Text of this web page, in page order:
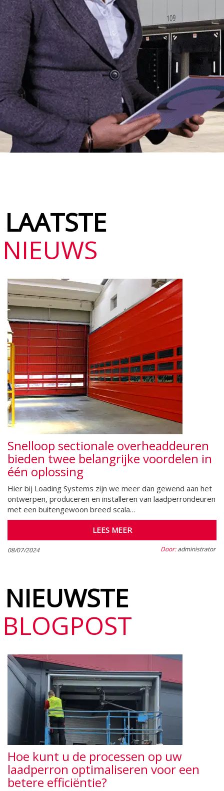
LAATSTE
NIEUWS
Snelloop sectionale overheaddeuren
bieden twee belangrijke voordelen in
één oplossing
Hier bij Loading Systems zijn we meer dan gewend aan het
ontwerpen, produceren en installeren van laadperrondeuren
met een buitengewoon breed scala…
LEES MEER
08/07/2024 Door:administrator
NIEUWSTE
BLOGPOST
Hoe kunt u de processen op uw
laadperron optimaliseren voor een
betere efficiëntie?